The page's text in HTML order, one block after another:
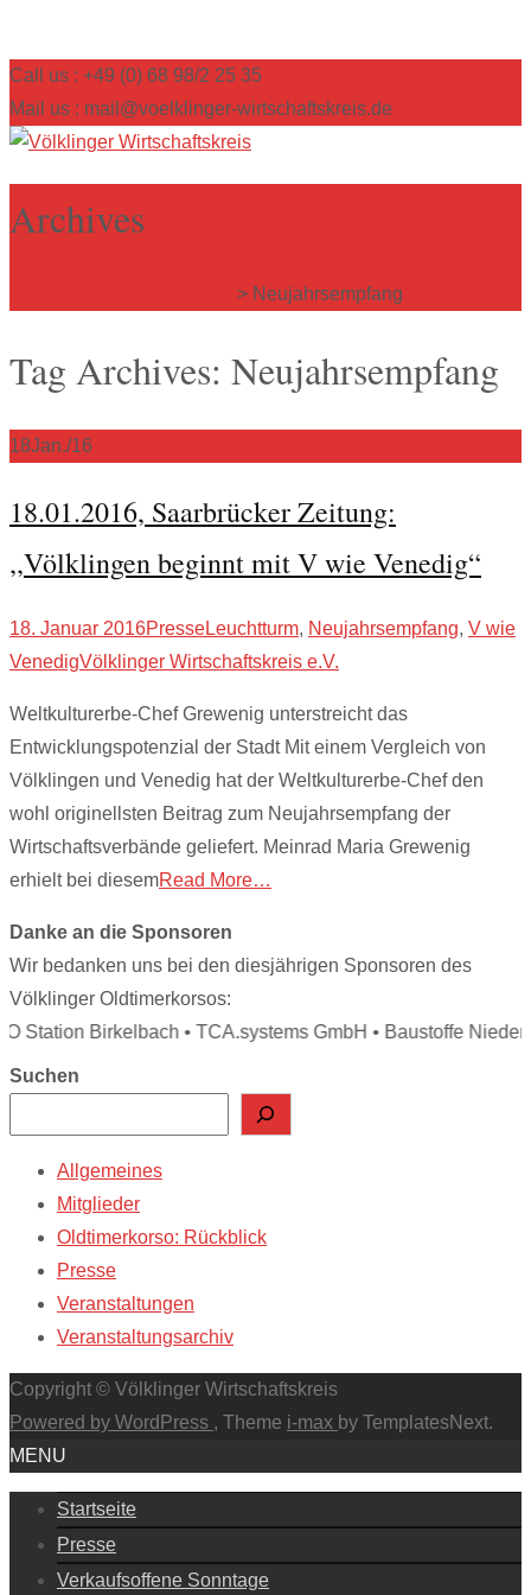
Call us : +49 (0) 68 98/2 25 35
Mail us : mail@voelklinger-wirtschaftskreis.de
Archives
> Neujahrsempfang
Tag Archives: Neujahrsempfang
18Jan./16
18.01.2016, Saarbrücker Zeitung:
,,Völklingen beginnt mit V wie Venedig“
18. Januar 2016PresseLeuchtturm, Neujahrsempfang, V wie
VenedigVölklinger Wirtschaftskreis e.V.
Weltkulturerbe-Chef Grewenig unterstreicht das
Entwicklungspotenzial der Stadt Mit einem Vergleich von
Völklingen und Venedig hat der Weltkulturerbe-Chef den
wohl originellsten Beitrag zum Neujahrsempfang der
Wirtschaftsverbände geliefert. Meinrad Maria Grewenig
erhielt bei diesemRead More…
Danke an die Sponsoren
Wir bedanken uns bei den diesjährigen Sponsoren des
Völklinger Oldtimerkorsos:
Station Birkelbach • TCA.systems GmbH • Baustoffe
Suchen
Allgemeines
Mitglieder
Oldtimerkorso: Rückblick
Presse
Veranstaltungen
Veranstaltungsarchiv
Copyright © Völklinger Wirtschaftskreis
Powered by WordPress , Theme i-max by TemplatesNext.
MENU
Startseite
Presse
Verkaufsoffene Sonntage